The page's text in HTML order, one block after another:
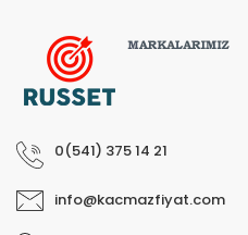
0(541) 375 14 21
info@kacmazfiyat.com